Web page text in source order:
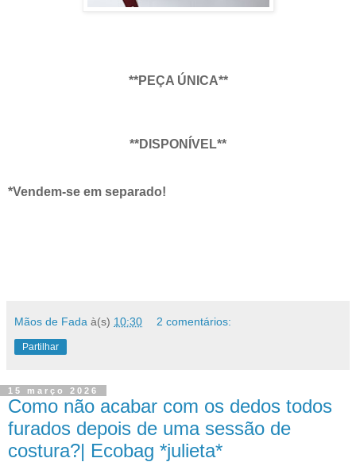
**PEÇA ÚNICA**
**DISPONÍVEL**
*Vendem-se em separado!
Mãos de Fada à(s) 10:30 2 comentários:
Partilhar
15 março 2026
Como não acabar com os dedos todos
furados depois de uma sessão de
costura?| Ecobag *julieta*